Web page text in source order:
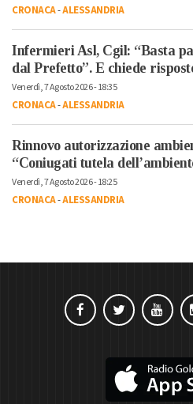
CRONACA-ALESSANDRIA
Infermieri Asl, Cgil: “Basta
dal Prefetto”. E chiede
Venerdì, 7 Agosto 2026 - 18:35
CRONACA-ALESSANDRIA
Rinnovo autorizzazione
“Coniugati tutela
Venerdì, 7 Agosto 2026 - 18:25
CRONACA-ALESSANDRIA